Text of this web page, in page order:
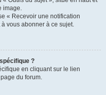
image.
« Recevoir une notification
vous abonner à ce sujet.
?
en cliquant sur le lien
du forum.